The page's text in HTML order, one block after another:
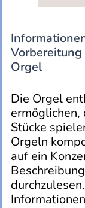
Orgel
Die Orgel
ermöglichen,
Stücke
Orgeln
auf ein